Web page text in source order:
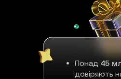
Понад 45
довіряють